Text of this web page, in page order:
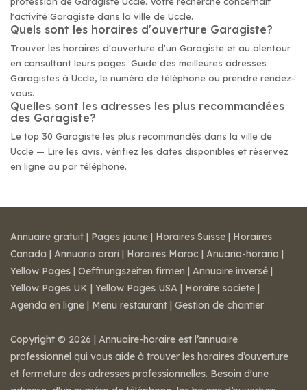
l'activité Garagiste dans la ville de Uccle.
Quels sont les horaires d'ouverture Garagiste?
Trouver les horaires d'ouverture d'un Garagiste et au alentour
en consultant leurs pages. Guide des meilleures adresses
Garagistes à Uccle, le numéro de téléphone ou prendre rendez-
vous.
Quelles sont les adresses les plus recommandées
des Garagiste?
Le top 30 Garagiste les plus recommandés dans la ville de
Uccle — Lire les avis, vérifiez les dates disponibles et réservez
en ligne ou par téléphone.
Annuaire gratuit | Pages jaune | Horaires Suisse | Horaires
Canada | Annuario orari | Horaires Maroc | Anuario-horario |
Yellow Pages | Oeffnungszeiten firmen | Annuaire inversé |
Yellow Pages UK | Yellow Pages USA | Horaire societe |
Agenda en ligne | Menu restaurant | Gestion de chantier
Copyright © 2026 | Annuaire-horaire est l’annuaire
professionnel qui vous aide à trouver les horaires d’ouverture
et fermeture des adresses professionnelles. Besoin d'une